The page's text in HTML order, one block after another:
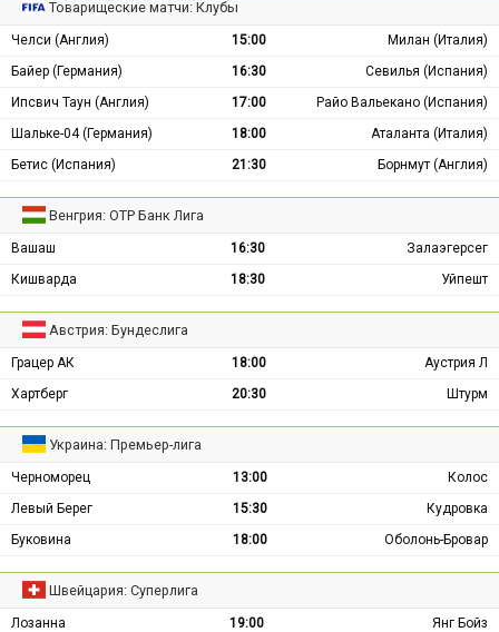
Товарищеские матчи: Клубы
Челси (Англия) 15:00
Милан (Италия)
Байер (Германия)
16:30
Севилья (Испания)
Ипсвич Таун (Англия)
17:00
Райо Вальекано (Испания)
Шальке-04 (Германия)
18:00
Аталанта (Италия)
Бетис (Испания)
21:30 Борнмут (Англия)
Венгрия: ОТР Банк Лига
Вашаш 16:30
Залаэгерсег
Кишварда
18:30 Уйпешт
Австрия: Бундеслига
Грацер АК 18:00
Аустрия Л
Хартберг
20:30 Штурм
Украина: Премьер-лига
Черноморец 13:00
Колос
Левый Берег
15:30
Кудровка
Буковина
18:00 Оболонь-Бровар
Швейцария: Суперлига
Лозанна 19:00
Янг Бойз